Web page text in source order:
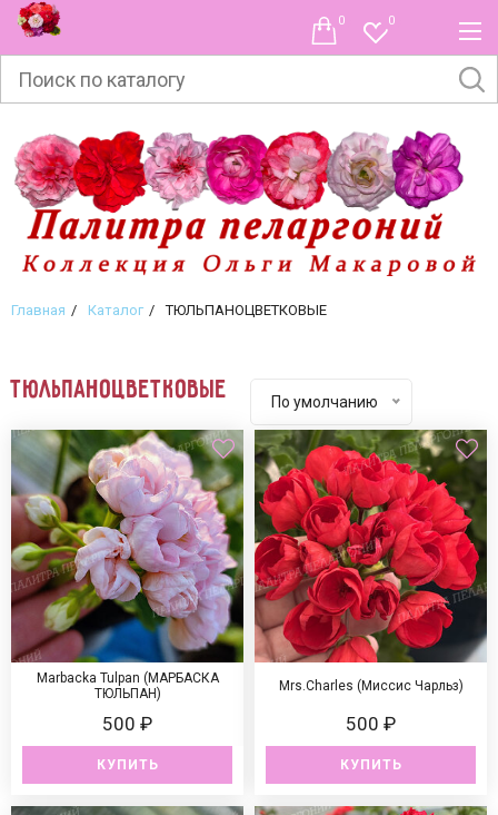
0
0
Главная Каталог ТЮЛЬПАНОЦВЕТКОВЫЕ
ТЮЛЬПАНОЦВЕТКОВЫЕ По умолчанию
Marbacka Tulpan (МАРБАСКА
ТЮЛЬПАН)
500 ₽
КУПИТЬ
Mrs.Charles (Миссис Чарльз)
500 ₽
КУПИТЬ